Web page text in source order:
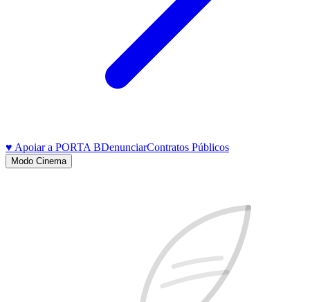
♥ Apoiar a PORTA BDenunciarContratos Públicos
Modo Cinema